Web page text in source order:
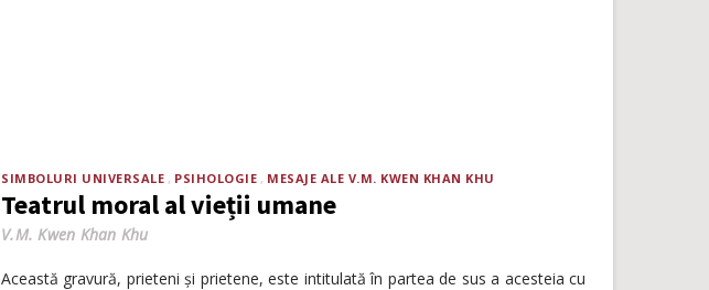
SIMBOLURI UNIVERSALE PSIHOLOGIE MESAJE ALE V.M. KWEN KHAN KHU
Teatrul moral al vieții umane
V.M. Kwen Khan Khu
Această gravură, prieteni și prietene, este intitulată în partea de sus a acesteia cu